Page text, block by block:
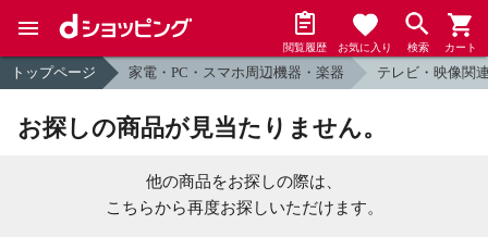
閲覧履歴 お気に入り 検索 カート
トップページ 家電・PC・スマホ周辺機器・楽器 テレビ・映像関
お探しの商品が見当たりません。
他の商品をお探しの際は、
こちらから再度お探しいただけます。